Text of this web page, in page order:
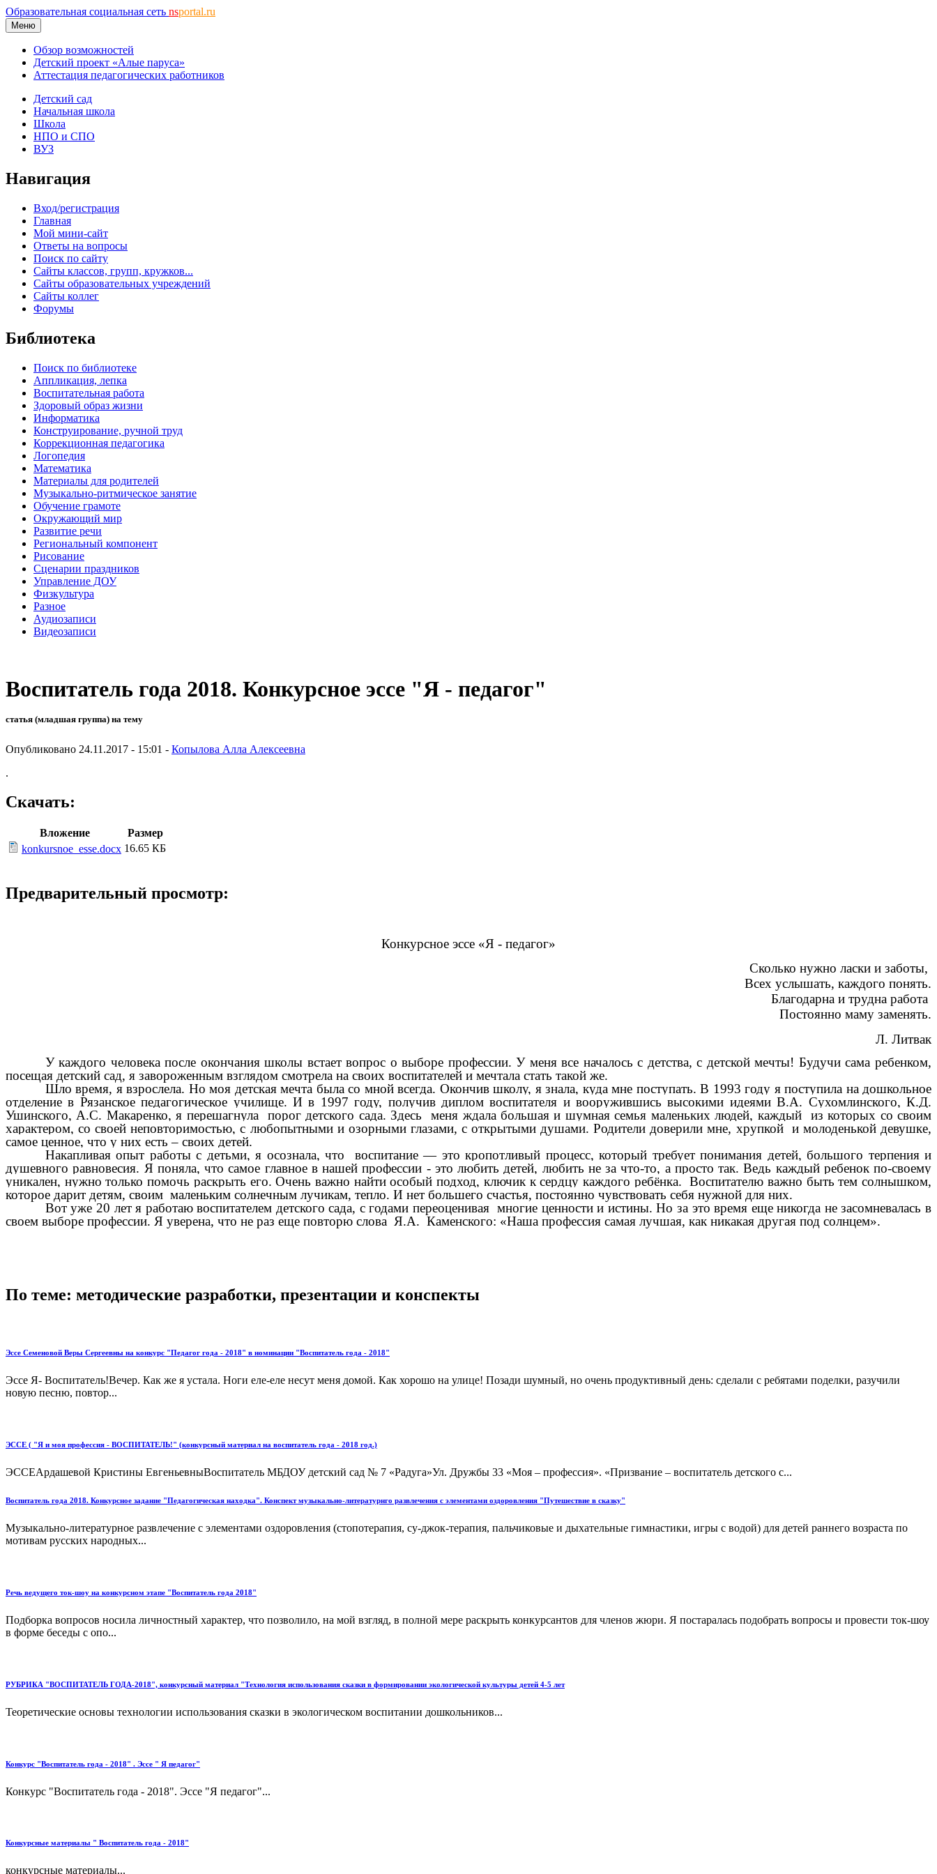
Образовательная социальная сеть nsportal.ru
Меню
Обзор возможностей
Детский проект «Алые паруса»
Аттестация педагогических работников
Детский сад
Начальная школа
Школа
НПО и СПО
ВУЗ
Навигация
Вход/регистрация
Главная
Мой мини-сайт
Ответы на вопросы
Поиск по сайту
Сайты классов, групп, кружков...
Сайты образовательных учреждений
Сайты коллег
Форумы
Библиотека
Поиск по библиотеке
Аппликация, лепка
Воспитательная работа
Здоровый образ жизни
Информатика
Конструирование, ручной труд
Коррекционная педагогика
Логопедия
Математика
Материалы для родителей
Музыкально-ритмическое занятие
Обучение грамоте
Окружающий мир
Развитие речи
Региональный компонент
Рисование
Сценарии праздников
Управление ДОУ
Физкультура
Разное
Аудиозаписи
Видеозаписи
Воспитатель года 2018. Конкурсное эссе "Я - педагог"
статья (младшая группа) на тему
Опубликовано 24.11.2017 - 15:01 - Копылова Алла Алексеевна
.
Скачать:
Вложение
Размер
konkursnoe_esse.docx 16.65 КБ
Предварительный просмотр:
Конкурсное эссе «Я - педагог»
Сколько нужно ласки и заботы,
Всех услышать, каждого понять.
Благодарна и трудна работа
Постоянно маму заменять.
Л. Литвак
У каждого человека после окончания школы встает вопрос о выборе профессии. У меня все началось с детства, с детской мечты! Будучи сама ребенком,
посещая детский сад, я завороженным взглядом смотрела на своих воспитателей и мечтала стать такой же.
Шло время, я взрослела. Но моя детская мечта была со мной всегда. Окончив школу, я знала, куда мне поступать. В 1993 году я поступила на дошкольное
отделение в Рязанское педагогическое училище. И в 1997 году, получив диплом воспитателя и вооружившись высокими идеями В.А. Сухомлинского, К.Д.
Ушинского, А.С. Макаренко, я перешагнула порог детского сада. Здесь меня ждала большая и шумная семья маленьких людей, каждый из которых со своим
характером, со своей неповторимостью, с любопытными и озорными глазами, с открытыми душами. Родители доверили мне, хрупкой и молоденькой девушке,
самое ценное, что у них есть – своих детей.
Накапливая опыт работы с детьми, я осознала, что воспитание — это кропотливый процесс, который требует понимания детей, большого терпения и
душевного равновесия. Я поняла, что самое главное в нашей профессии - это любить детей, любить не за что-то, а просто так. Ведь каждый ребенок по-своему
уникален, нужно только помочь раскрыть его. Очень важно найти особый подход, ключик к сердцу каждого ребёнка. Воспитателю важно быть тем солнышком,
которое дарит детям, своим маленьким солнечным лучикам, тепло. И нет большего счастья, постоянно чувствовать себя нужной для них.
Вот уже 20 лет я работаю воспитателем детского сада, с годами переоценивая многие ценности и истины. Но за это время еще никогда не засомневалась в
своем выборе профессии. Я уверена, что не раз еще повторю слова Я.А. Каменского: «Наша профессия самая лучшая, как никакая другая под солнцем».
По теме: методические разработки, презентации и конспекты
Эссе Семеновой Веры Сергеевны на конкурс "Педагог года - 2018" в номинации "Воспитатель года - 2018"
Эссе Я- Воспитатель!Вечер. Как же я устала. Ноги еле-еле несут меня домой. Как хорошо на улице! Позади шумный, но очень продуктивный день: сделали с ребятами поделки, разучили
новую песню, повтор...
ЭССЕ ( "Я и моя профессия - ВОСПИТАТЕЛЬ!" (конкурсный материал на воспитатель года - 2018 год.)
ЭССЕАрдашевой Кристины ЕвгеньевныВоспитатель МБДОУ детский сад № 7 «Радуга»Ул. Дружбы 33 «Моя – профессия». «Призвание – воспитатель детского с...
Воспитатель года 2018. Конкурсное задание "Педагогическая находка". Конспект музыкально-литературнго развлечения с элементами оздоровления "Путешествие в сказку"
Музыкально-литературное развлечение с элементами оздоровления (стопотерапия, су-джок-терапия, пальчиковые и дыхательные гимнастики, игры с водой) для детей раннего возраста по
мотивам русских народных...
Речь ведущего ток-шоу на конкурсном этапе "Воспитатель года 2018"
Подборка вопросов носила личностный характер, что позволило, на мой взгляд, в полной мере раскрыть конкурсантов для членов жюри. Я постаралась подобрать вопросы и провести ток-шоу
в форме беседы с опо...
РУБРИКА "ВОСПИТАТЕЛЬ ГОДА-2018", конкурсный материал "Технология использования сказки в формировании экологической культуры детей 4-5 лет
Теоретические основы технологии использования сказки в экологическом воспитании дошкольников...
Конкурс "Воспитатель года - 2018" . Эссе " Я педагог"
Конкурс "Воспитатель года - 2018". Эссе "Я педагог"...
Конкурсные материалы " Воспитатель года - 2018"
конкурсные материалы...